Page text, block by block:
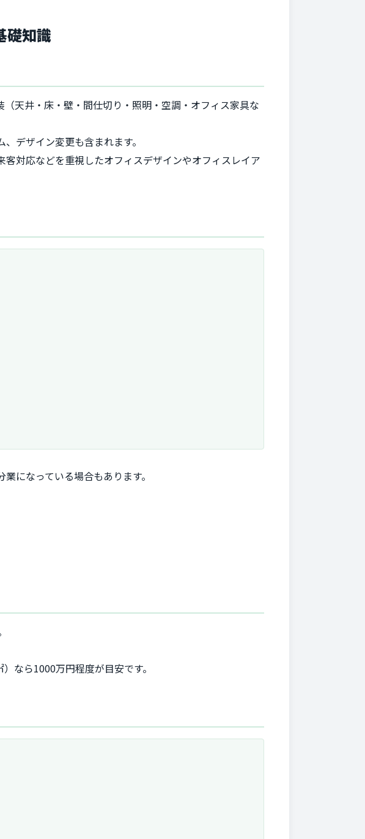
礎知識
天井・床・壁・間仕切り・照明・空調・オフィス家具な
デザイン変更も含まれます。
対応などを重視したオフィスデザインやオフィスレイア
になっている場合もあります。
なら1000万円程度が目安です。